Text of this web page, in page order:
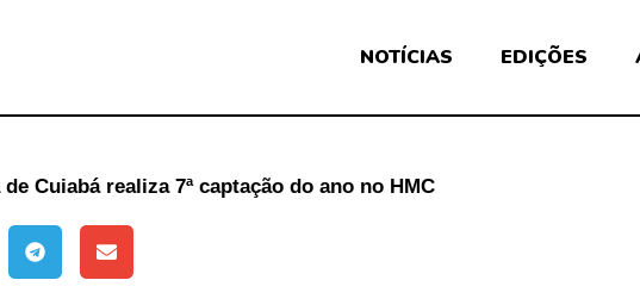
NOTÍCIAS EDIÇÕES
Cuiabá realiza 7ª captação do ano no HMC